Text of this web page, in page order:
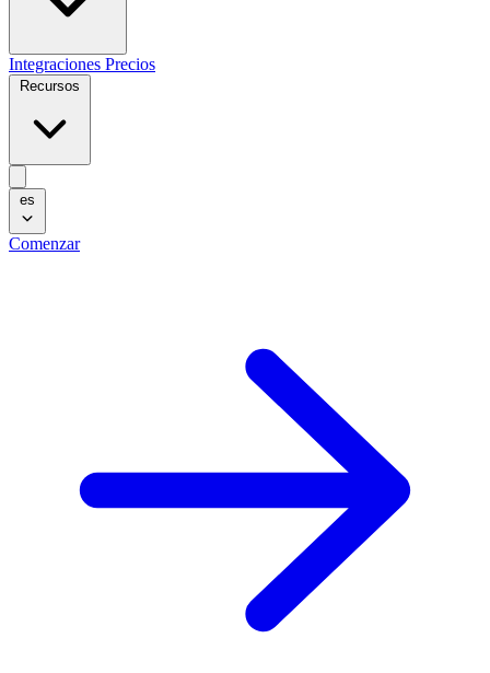
Integraciones Precios
es
Comenzar